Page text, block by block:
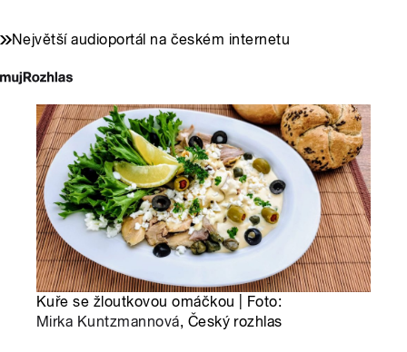
Největší audioportál na českém internetu
Kuře se žloutkovou omáčkou | Foto:
Mirka Kuntzmannová, Český rozhlas